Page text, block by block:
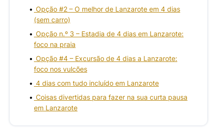
Opção #2 – O melhor de Lanzarote em 4 dias
(sem carro)
Opção n.º 3 – Estadia de 4 dias em Lanzarote:
foco na praia
Opção #4 – Excursão de 4 dias a Lanzarote:
foco nos vulcões
4 dias com tudo incluído em Lanzarote
Coisas divertidas para fazer na sua curta pausa
em Lanzarote